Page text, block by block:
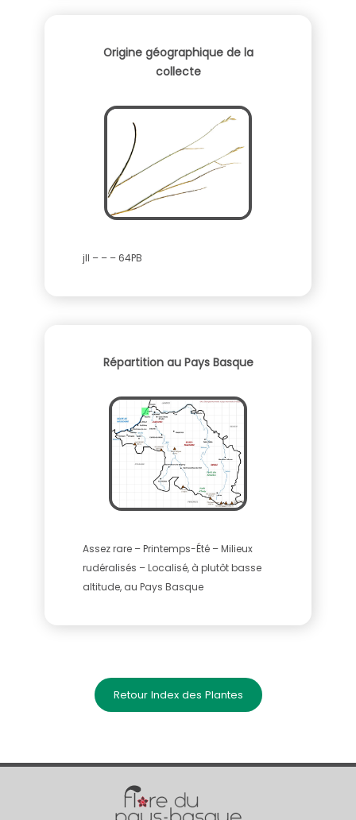
Origine géographique de la
collecte
jll – – – 64PB
Répartition au Pays Basque
Assez rare – Printemps-Été – Milieux
rudéralisés – Localisé, à plutôt basse
altitude, au Pays Basque
Retour Index des Plantes